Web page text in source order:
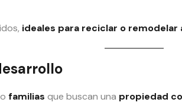
ideales para reciclar o remodelar
o familias que buscan una propiedad